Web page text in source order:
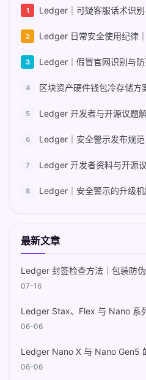
Ledger｜可疑客服话术识
Ledger 日常安全使用纪律｜
Ledger｜假冒官网识别与
区块资产硬件钱包冷存储方
Ledger 开发者与开源议题解
Ledger｜安全警示发布规范
Ledger 开发者资料与开源议
Ledger｜安全警示的升级机
最新文章
Ledger 封签检查方法｜包装防伪
07-16
Ledger Stax、Flex 与 Nano 系列
06-06
Ledger Nano X 与 Nano Gen5
06-06